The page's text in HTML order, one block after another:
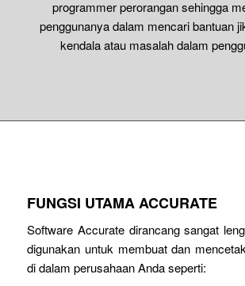
programmer perorangan sehingga
penggunanya dalam mencari bantuan
kendala atau masalah dalam
FUNGSI UTAMA ACCURATE
Software Accurate dirancang sangat
digunakan untuk membuat dan
di dalam perusahaan Anda seperti: